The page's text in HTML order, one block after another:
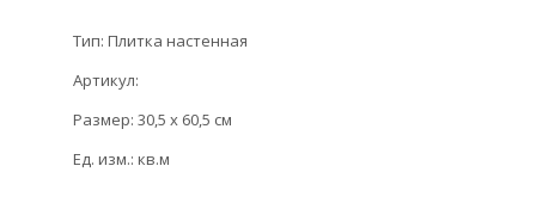
Тип: Плитка настенная
Артикул:
Размер: 30,5 x 60,5 см
Ед. изм.: кв.м